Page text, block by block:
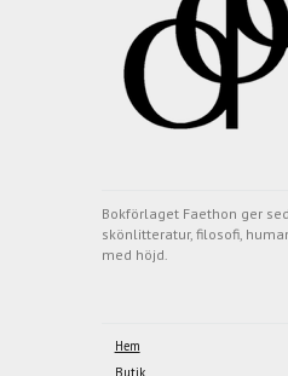
Bokförlaget Faethon ger
skönlitteratur, filosofi,
med höjd.
Hem
Butik